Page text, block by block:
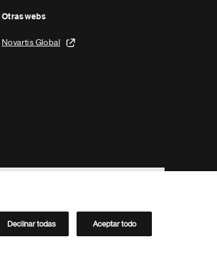
Otras webs
Novartis Global
Directorio de Novartis
Declinar todas Aceptar todo